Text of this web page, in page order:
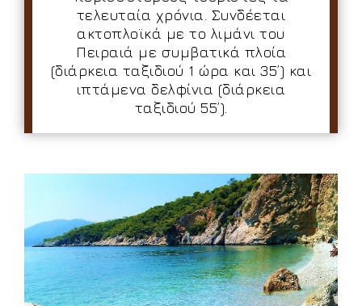
τελευταία χρόνια. Συνδέεται
ακτοπλοϊκά με το λιμάνι του
Πειραιά με συμβατικά πλοία
(διάρκεια ταξιδιού 1 ώρα και 35’) και
ιπτάμενα δελφίνια (διάρκεια
ταξιδιού 55’).